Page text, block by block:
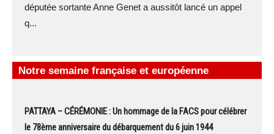
députée sortante Anne Genet a aussitôt lancé un appel
q...
Notre semaine française et européenne
PATTAYA – CÉRÉMONIE : Un hommage de la FACS pour célébrer
le 78ème anniversaire du débarquement du 6 juin 1944